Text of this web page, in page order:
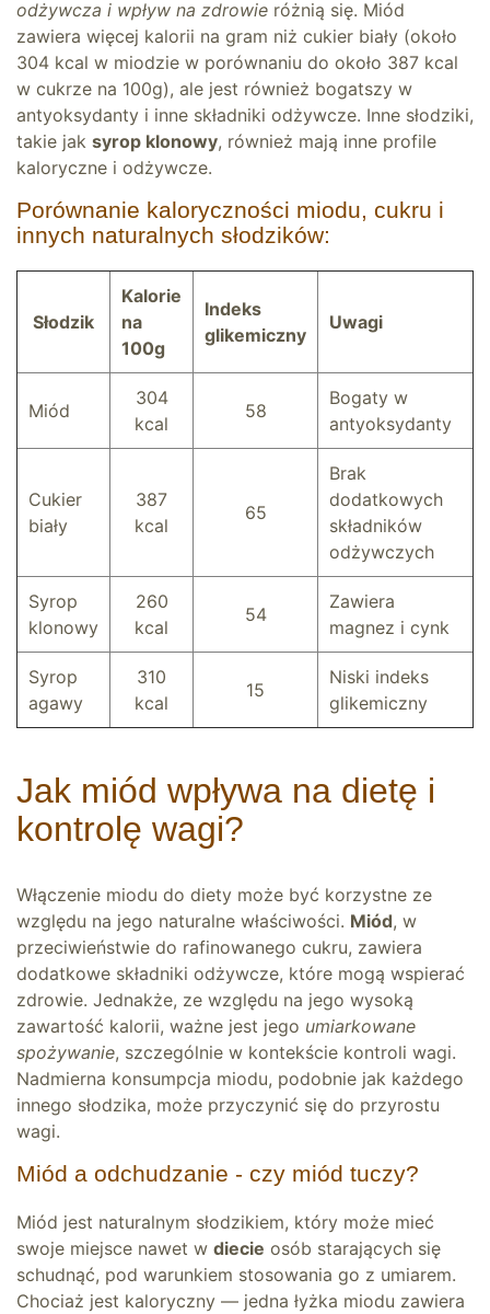
odżywcza i wpływ na zdrowie różnią się. Miód
zawiera więcej kalorii na gram niż cukier biały (około
304 kcal w miodzie w porównaniu do około 387 kcal
w cukrze na 100g), ale jest również bogatszy w
antyoksydanty i inne składniki odżywcze. Inne słodziki,
takie jak syrop klonowy, również mają inne profile
kaloryczne i odżywcze.
Porównanie kaloryczności miodu, cukru i
innych naturalnych słodzików:
Słodzik
Kalorie
na
100g
Indeks
glikemiczny
Uwagi
Miód
304
kcal
58
Bogaty w
antyoksydanty
Cukier
biały
387
kcal
65
Brak
dodatkowych
składników
odżywczych
Syrop
klonowy
260
kcal
54
Zawiera
magnez i cynk
Syrop
agawy
310
kcal
15
Niski indeks
glikemiczny
Jak miód wpływa na dietę i
kontrolę wagi?
Włączenie miodu do diety może być korzystne ze
względu na jego naturalne właściwości. Miód, w
przeciwieństwie do rafinowanego cukru, zawiera
dodatkowe składniki odżywcze, które mogą wspierać
zdrowie. Jednakże, ze względu na jego wysoką
zawartość kalorii, ważne jest jego umiarkowane
spożywanie, szczególnie w kontekście kontroli wagi.
Nadmierna konsumpcja miodu, podobnie jak każdego
innego słodzika, może przyczynić się do przyrostu
wagi.
Miód a odchudzanie - czy miód tuczy?
Miód jest naturalnym słodzikiem, który może mieć
swoje miejsce nawet w diecie osób starających się
schudnąć, pod warunkiem stosowania go z umiarem.
Chociaż jest kaloryczny — jedna łyżka miodu zawiera